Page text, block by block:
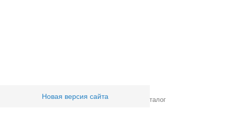
Новая версия сайта
Товары для праздника/ Оптовый каталог